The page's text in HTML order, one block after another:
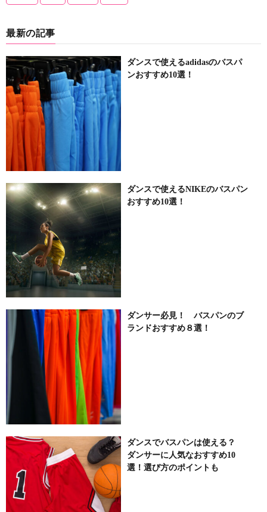
最新の記事
ダンスで使えるadidasのバスパ
ンおすすめ10選！
ダンスで使えるNIKEのバスパン
おすすめ10選！
ダンサー必見！ バスパンのブ
ランドおすすめ８選！
ダンスでバスパンは使える？
ダンサーに人気なおすすめ10
選！選び方のポイントも